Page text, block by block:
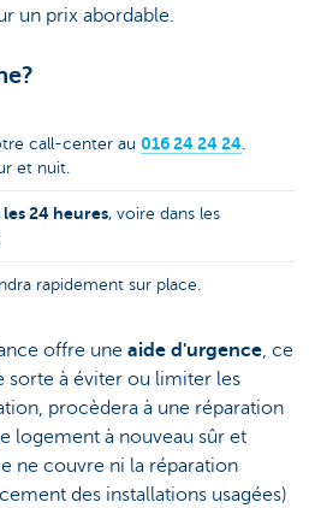
un prix abordable.
call-center au 016 24 24 24.
et nuit.
les 24 heures, voire dans les
rapidement sur place.
offre une aide d'urgence, ce
sorte à éviter ou limiter les
procèdera à une réparation
logement à nouveau sûr et
ne couvre ni la réparation
des installations usagées)